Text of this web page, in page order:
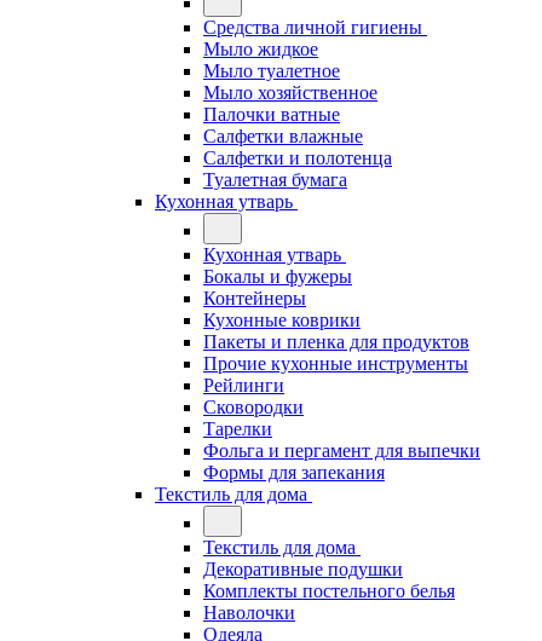
Средства личной гигиены
Мыло жидкое
Мыло туалетное
Мыло хозяйственное
Палочки ватные
Салфетки влажные
Салфетки и полотенца
Туалетная бумага
Кухонная утварь
Кухонная утварь
Бокалы и фужеры
Контейнеры
Кухонные коврики
Пакеты и пленка для продуктов
Прочие кухонные инструменты
Рейлинги
Сковородки
Тарелки
Фольга и пергамент для выпечки
Формы для запекания
Текстиль для дома
Текстиль для дома
Декоративные подушки
Комплекты постельного белья
Наволочки
Одеяла